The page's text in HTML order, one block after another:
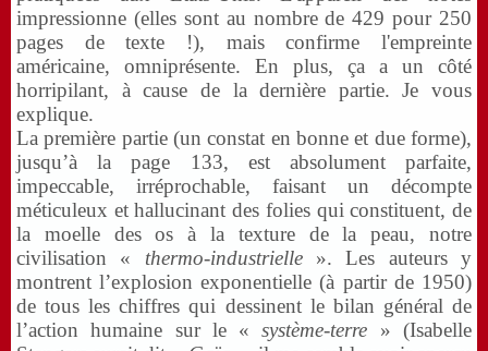
impressionne (elles sont au nombre de 429 pour 250
pages de texte !), mais confirme l'empreinte
américaine, omniprésente. En plus, ça a un côté
horripilant, à cause de la dernière partie. Je vous
explique.
La première partie (un constat en bonne et due forme),
jusqu’à la page 133, est absolument parfaite,
impeccable, irréprochable, faisant un décompte
méticuleux et hallucinant des folies qui constituent, de
la moelle des os à la texture de la peau, notre
civilisation « thermo-industrielle». Les auteurs y
montrent l’explosion exponentielle (à partir de 1950)
de tous les chiffres qui dessinent le bilan général de
l’action humaine sur le «système-terre » (Isabelle